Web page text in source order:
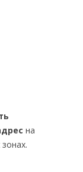
на